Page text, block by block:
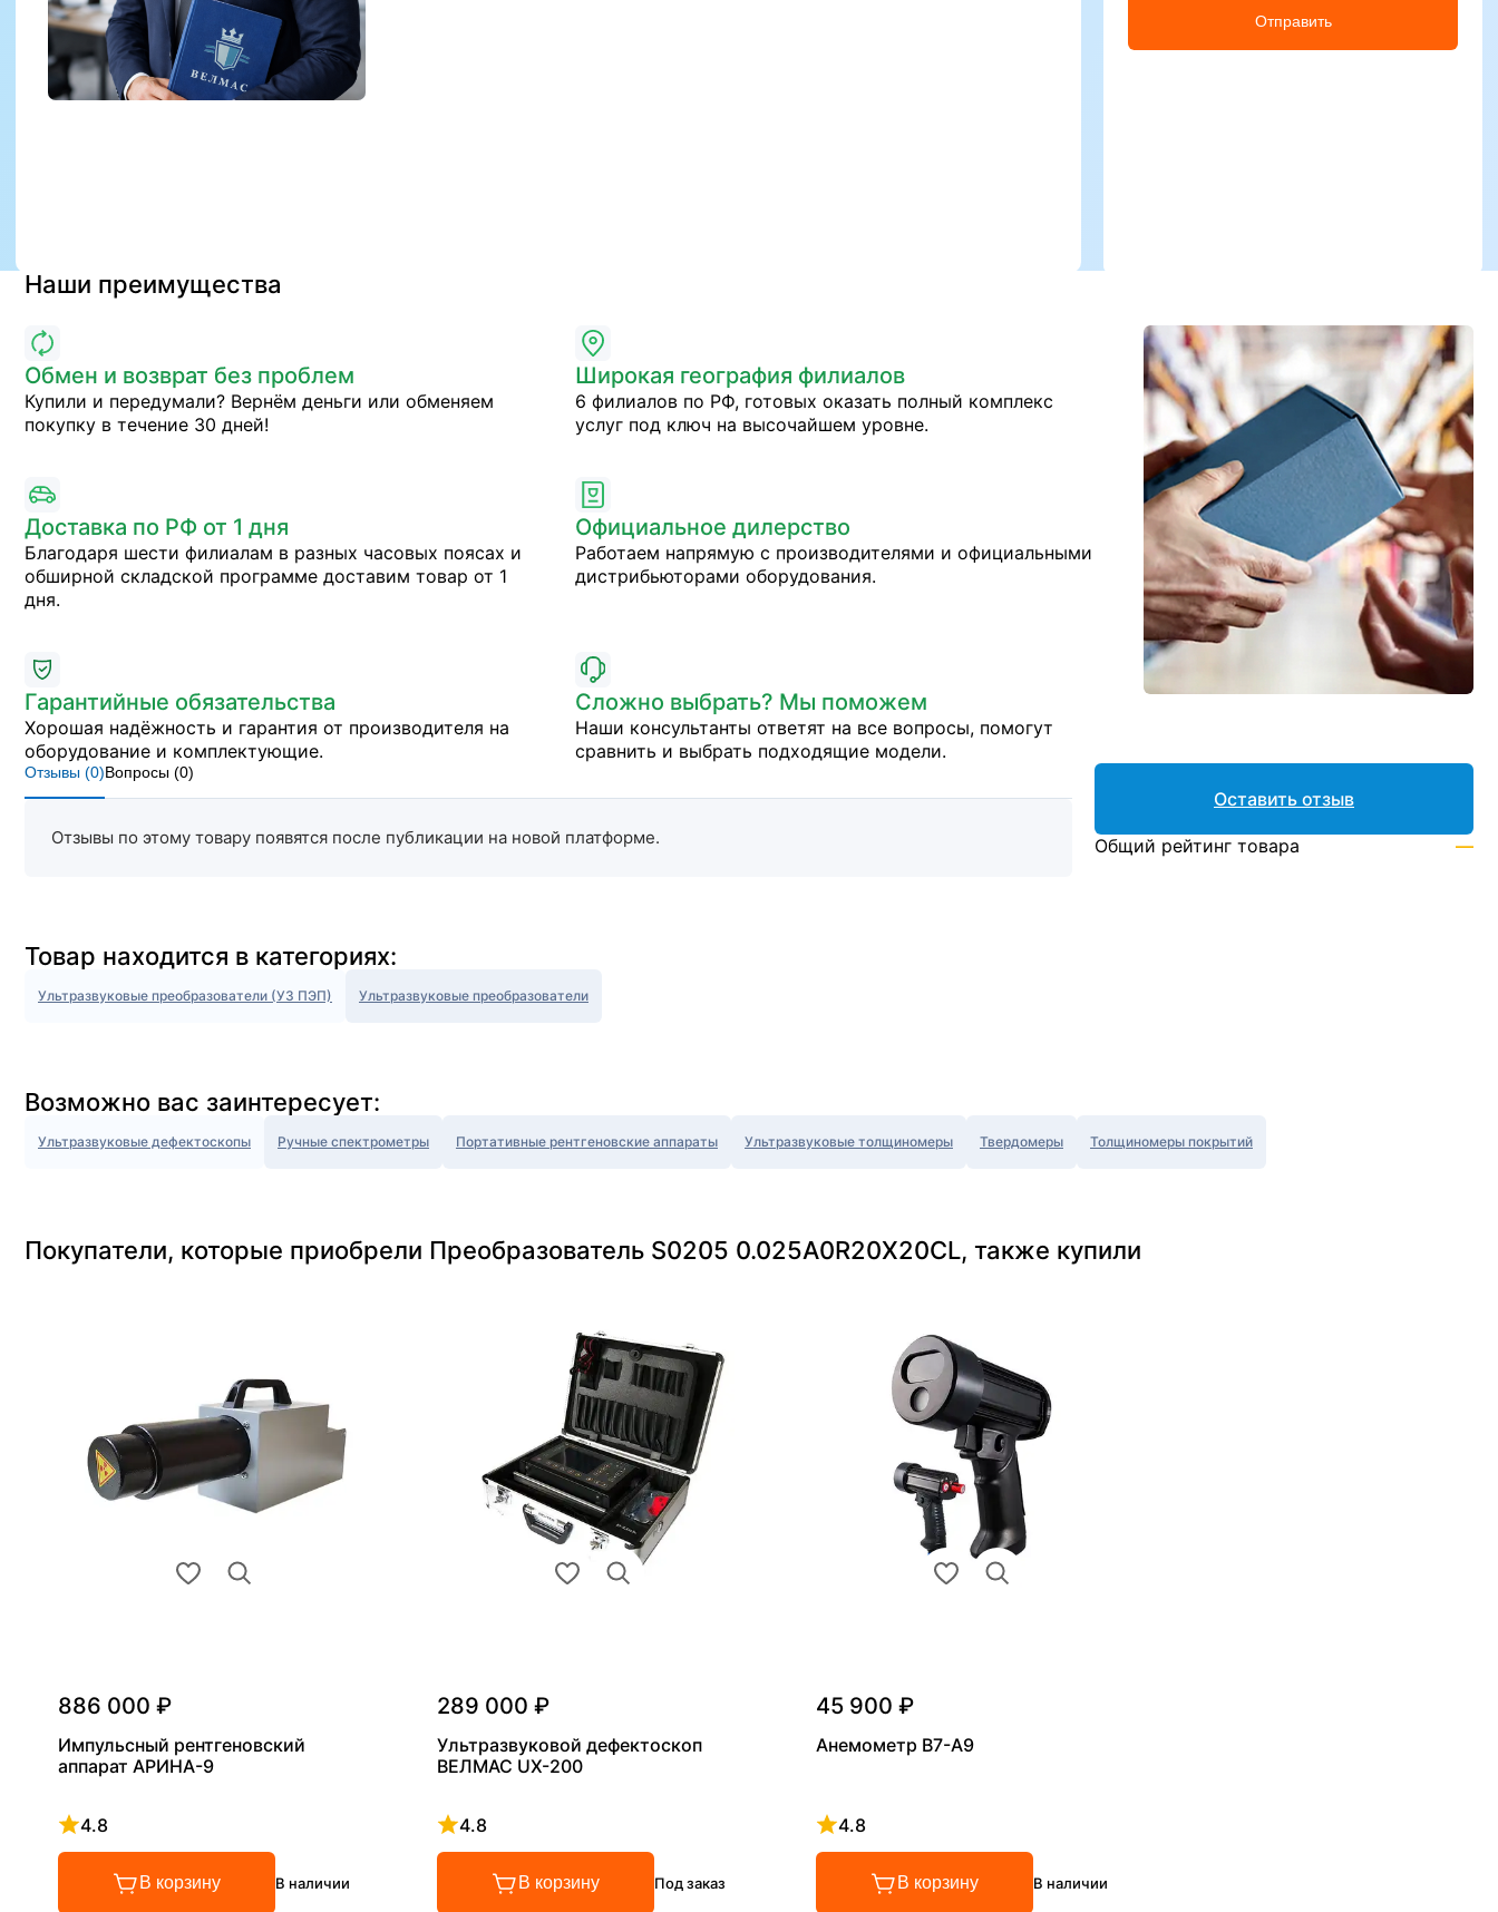
Отправить
Наши преимущества
Обмен и возврат без проблем
Купили и передумали? Вернём деньги или обменяем
покупку в течение 30 дней!
Широкая география филиалов
6 филиалов по РФ, готовых оказать полный комплекс
услуг под ключ на высочайшем уровне.
Доставка по РФ от 1 дня
Благодаря шести филиалам в разных часовых поясах и
обширной складской программе доставим товар от 1
дня.
Официальное дилерство
Работаем напрямую с производителями и официальными
дистрибьюторами оборудования.
Гарантийные обязательства
Хорошая надёжность и гарантия от производителя на
оборудование и комплектующие.
Сложно выбрать? Мы поможем
Наши консультанты ответят на все вопросы, помогут
сравнить и выбрать подходящие модели.
Отзывы (0)Вопросы (0)
Отзывы по этому товару появятся после публикации на новой платформе.
Оставить отзыв
Общий рейтинг товара —
Товар находится в категориях:
Ультразвуковые преобразователи (УЗ ПЭП) Ультразвуковые преобразователи
Возможно вас заинтересует:
Ультразвуковые дефектоскопы Ручные спектрометры Портативные рентгеновские аппараты Ультразвуковые толщиномеры Твердомеры Толщиномеры покрытий
Покупатели, которые приобрели Преобразователь S0205 0.025A0R20X20CL, также купили
886 000 ₽
Импульсный рентгеновский
аппарат АРИНА-9
4.8
Рейтинг 4.8 из 5
В корзину В наличии
289 000 ₽
Ультразвуковой дефектоскоп
ВЕЛМАС UX-200
4.8
Рейтинг 4.8 из 5
В корзину Под заказ
45 900 ₽
Анемометр В7-А9
4.8
Рейтинг 4.8 из 5
В корзину В наличии